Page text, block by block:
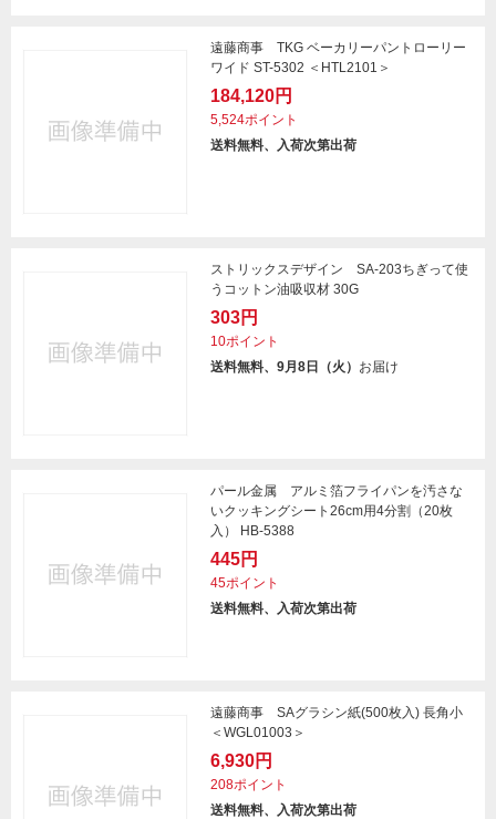
遠藤商事 TKG ベーカリーパントローリー
ワイド ST-5302 ＜HTL2101＞
184,120円
5,524ポイント
送料無料、入荷次第出荷
ストリックスデザイン SA-203ちぎって使
うコットン油吸収材 30G
303円
10ポイント
送料無料、9月8日（火） お届け
パール金属 アルミ箔フライパンを汚さな
いクッキングシート26cm用4分割（20枚
入） HB-5388
445円
45ポイント
送料無料、入荷次第出荷
遠藤商事 SAグラシン紙(500枚入) 長角小
＜WGL01003＞
6,930円
208ポイント
送料無料、入荷次第出荷